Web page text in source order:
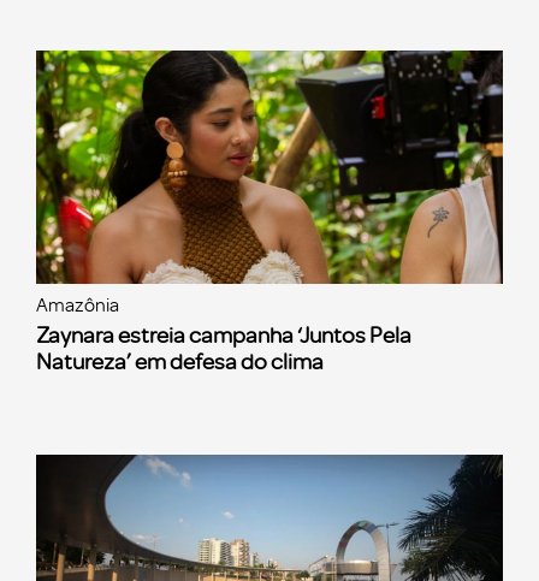
Amazônia
Zaynara estreia campanha ‘Juntos Pela
Natureza’ em defesa do clima